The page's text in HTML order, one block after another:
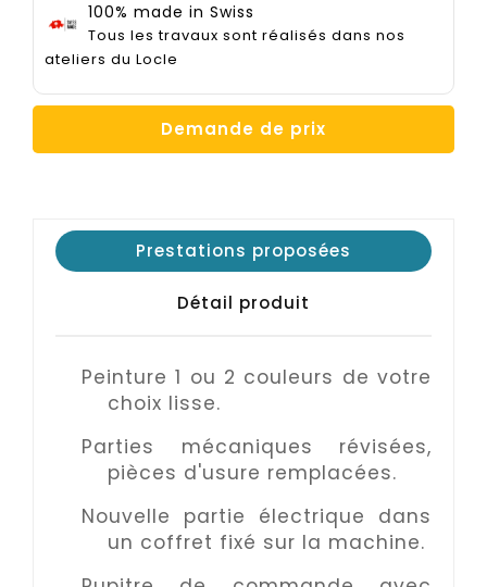
100% made in Swiss
Tous les travaux sont réalisés dans nos
ateliers du Locle
Demande de prix
Prestations proposées
Détail produit
Peinture 1 ou 2 couleurs de votre
choix lisse.
Parties mécaniques révisées,
pièces d'usure remplacées.
Nouvelle partie électrique dans
un coffret fixé sur la machine.